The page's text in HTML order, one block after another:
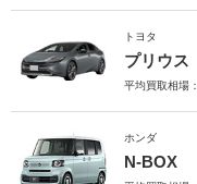
トヨタ
プリウス
平均買取相場：
ホンダ
N-BOX